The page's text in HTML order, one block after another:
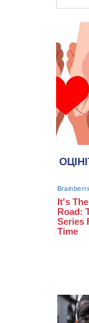
12:15
11:29
10:54
10:15
09:42
09:08